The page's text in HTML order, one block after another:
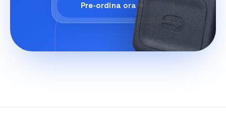
Pre-ordina ora